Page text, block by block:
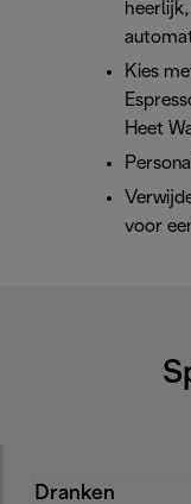
Kies
Heet
voor
Dranken